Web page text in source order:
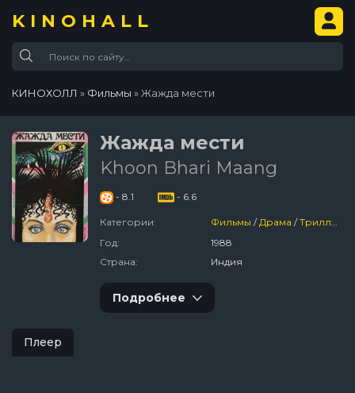
KINOHALL
КИНОХОЛЛ » Фильмы » Жажда мести
Жажда мести
Khoon Bhari Maang
- 8.1 - 6.6
Категории: Фильмы /Драма /Триллер
Год:
1988
Страна:
Индия
Подробнее
Плеер